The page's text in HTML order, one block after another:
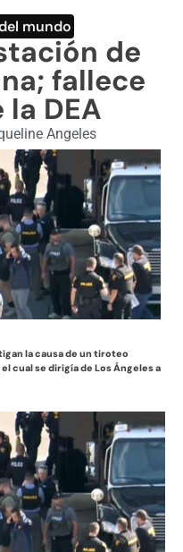
mundo
de
fallece
DEA
Angeles
la causa de un tiroteo
cual se dirigía de Los Ángeles a